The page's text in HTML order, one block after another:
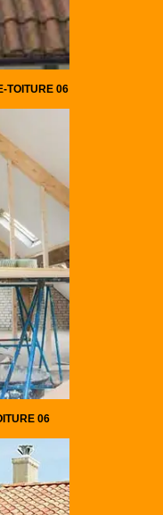
TOITURE 06
06